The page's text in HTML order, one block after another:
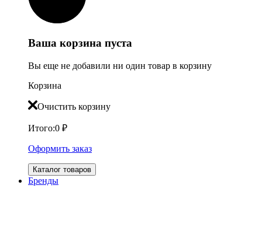
Ваша корзина пуста
Вы еще не добавили ни один товар в корзину
Корзина
Очистить корзину
Итого:0 ₽
Оформить заказ
Каталог товаров
Бренды